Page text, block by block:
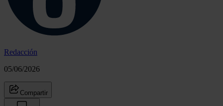
Redacción
05/06/2026
Compartir